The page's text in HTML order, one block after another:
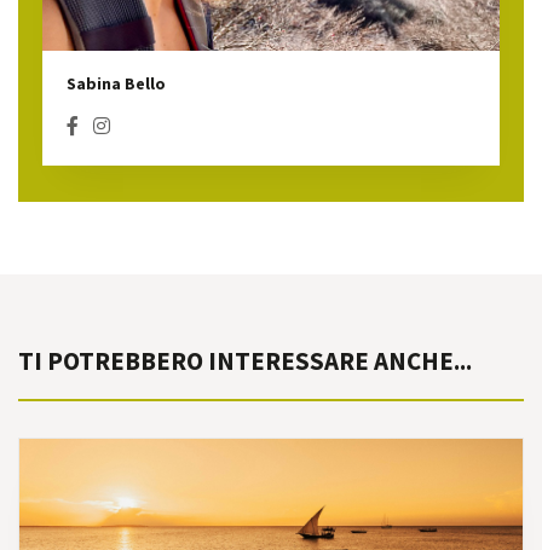
Sabina Bello
TI POTREBBERO INTERESSARE ANCHE...